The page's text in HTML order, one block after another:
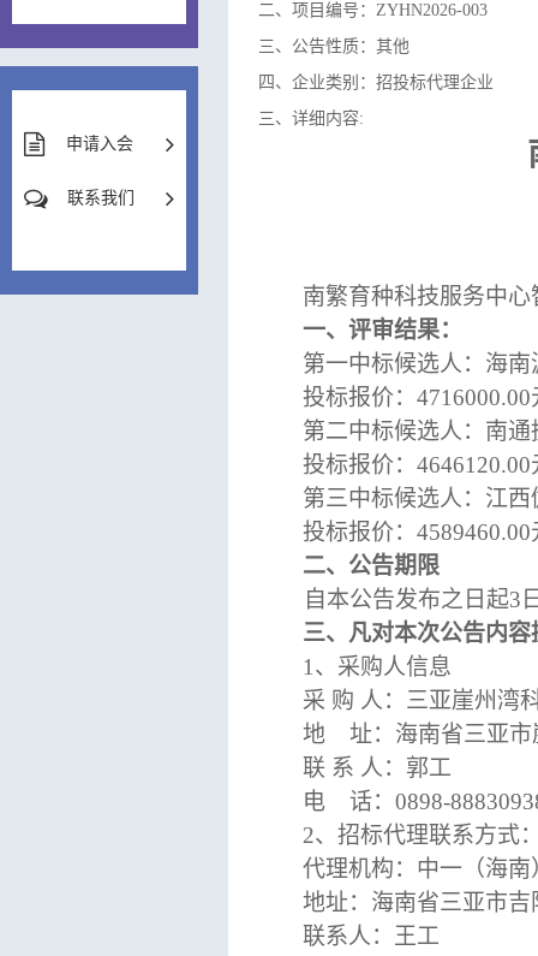
申请入会
联系我们
二、项目编号：ZYHN2026-003
三、公告性质：其他
四、企业类别：招投标代理企业
三、详细内容:
南繁育种科技服务中
一、评审结果：
第一中标候选人：海
投标报价： 4716000.00
第二中标候选人：南
投标报价： 4646120.00
第三中标候选人：江
投标报价： 4589460.00
二、公告期限
自本公告发布之日起3
三、凡对本次公告内
1、采购人信息
采 购 人：三亚崖州湾
地
址：海南省三亚
联 系 人： 郭工
电
话： 0898-
2、招标代理联系方式
代理机构：中一（海
地址：海南省三亚市
联系人：王工